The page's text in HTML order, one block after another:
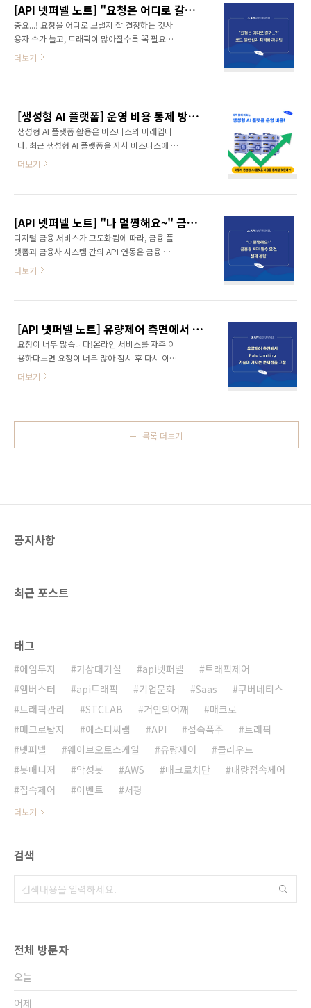
룰"이라고 할 수 있습니다. [왜 필요한가..
의 공공기관 관계자들이 참석하였습니다. API 트
래픽 폭증, 대안은? 공공 데이터 개방, 디지털플
랫폼 정부와 같이 디지털 서비스 운영 형태는 다
양한 데이터와 애플리케이션이 API를 통해 상호
날 AI 플랫폼 역시 Agent 기반으로 구동되고 있
확산과 더불어 API 트래픽은 폭발적..
[API 넷퍼넬 노트] "요청은 어디로 갈까?"... 로드 밸런싱과 최적화 라우팅
중요...! 요청을 어디로 보낼지 잘 결정하는 것사
용자 수가 늘고, 트래픽이 많아질수록 꼭 필요한
기술이 있습니다.안정적이고 빠른 서비스 운영
지하는 역할을 수행합니다. 트래픽이 한 곳에 몰
리면 응답이 느려지고, 심할 경우 서비스가 중단
될 수 있기 때문에, 요청을 어디로 보낼지 '잘 결
정하는 것' 자체가 서비스 품질의 핵심입니다. 라
가장 흔히 사용되는 건 라운드 로빈(Round-
로 돌아가면서 요청을 분배하는 ..
더보기
[생성형 AI 플랫폼] 운영 비용 통제 방안, 어떻게 접근해야?
생성형 AI 플랫폼 활용은 비즈니스의 미래입니
다. 최근 생성형 AI 플랫폼을 자사 비즈니스에 활
용하는 사례가 크게 확대되고 있습니다. 이는 특
한 데이터를 분석해 금융 행동 패턴, 투자 성향
등을 파악하고 최적 상품 추천, 자산 관리 솔루션
등을 제공할 수 있습니다. 특히, 생성형 AI는 이
용자에게 자연스러운 대화를 통해 마치 금융 전
으며, 반복적이고 정형화된 업무를 자동화하여
록 도와줍니다. 대책 없이 치솟는 생성형 AI 플랫
폼..
더보기
[API 넷퍼넬 노트] "나 멀쩡해요~" 금융권 API 필수 요건, 선제 응답!
디지털 금융 서비스가 고도화됨에 따라, 금융 플
랫폼과 금융사 시스템 간의 API 연동은 금융 인
프라 운영의 주요 과제로 자리잡았습니다. 금융
야 할 주요한 항목입니다. 이러한 특성을 바탕으
로, 아래는 금융 플랫폼과 금융사 간 비동기 API
통신이 어떻게 이루어지는지를 보여주는 대표적
인 흐름도입니다. 금융 플랫폼이 금융사에 API
수신한 뒤 '요청을 잘 받았다'는 응답(요청 수신
보이지만, 금융 플랫폼사 입장에서는 금융사 서
비..
더보기
[API 넷퍼넬 노트] 유량제어 측면에서 Rate Limiting이 가지는 문제점을 고찰해보자
요청이 너무 많습니다!온라인 서비스를 자주 이
용하다보면 요청이 너무 많아 잠시 후 다시 이용
해달라는 화면을 종종 볼 수 있습니다. 이러한 화
Limiting 방식으로 유량 제어 중이라는 것을 의
되어, 일반적..
더보기
목록 더보기
공지사항
최근 포스트
태그
에임투지 가상대기실 api넷퍼넬
트래픽제어
엠버스터
api트래픽 기업문화 Saas
쿠버네티스
트래픽관리
STCLAB 거인의어깨
매크로
매크로탐지
에스티씨랩 API 접속폭주
트래픽
넷퍼넬
웨이브오토스케일 유량제어
클라우드
봇매니저
악성봇 AWS 매크로차단
대량접속제어
접속제어
이벤트 서평
더보기
검색
전체 방문자
오늘
어제